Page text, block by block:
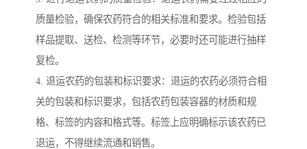
质量检验，确保农药符合的相关标准和要求。检验包括
样品提取、送检、检测等环节，必要时还可能进行抽样
复检。
4. 退运农药的包装和标识要求：退运的农药必须符合相
关的包装和标识要求，包括农药包装容器的材质和规
格、标签的内容和格式等。标签上应明确标示该农药已
退运，不得继续流通和销售。